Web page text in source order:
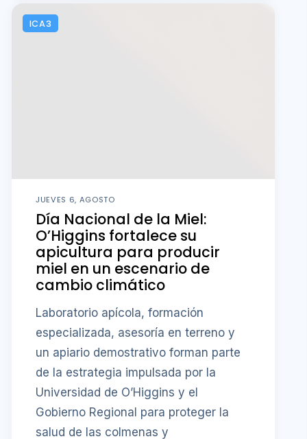
ICA3
JUEVES 6, AGOSTO
Día Nacional de la Miel:
O’Higgins fortalece su
apicultura para producir
miel en un escenario de
cambio climático
Laboratorio apícola, formación
especializada, asesoría en terreno y
un apiario demostrativo forman parte
de la estrategia impulsada por la
Universidad de O’Higgins y el
Gobierno Regional para proteger la
salud de las colmenas y